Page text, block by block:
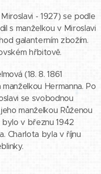
- 1927) se podle
s manželkou v Miroslavi
galanterním zbožím.
hřbitově.
(18. 8. 1861
Hermanna. Po
se svobodnou
manželkou Růženou
v březnu 1942
Charlota byla v říjnu